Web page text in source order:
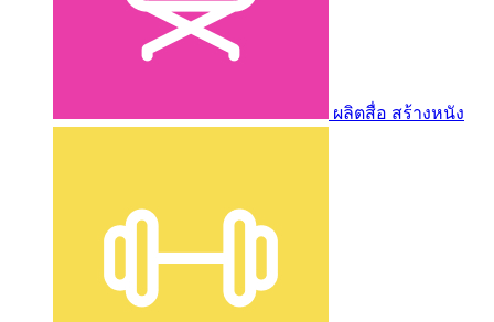
ผลิตสื่อ สร้างหนัง